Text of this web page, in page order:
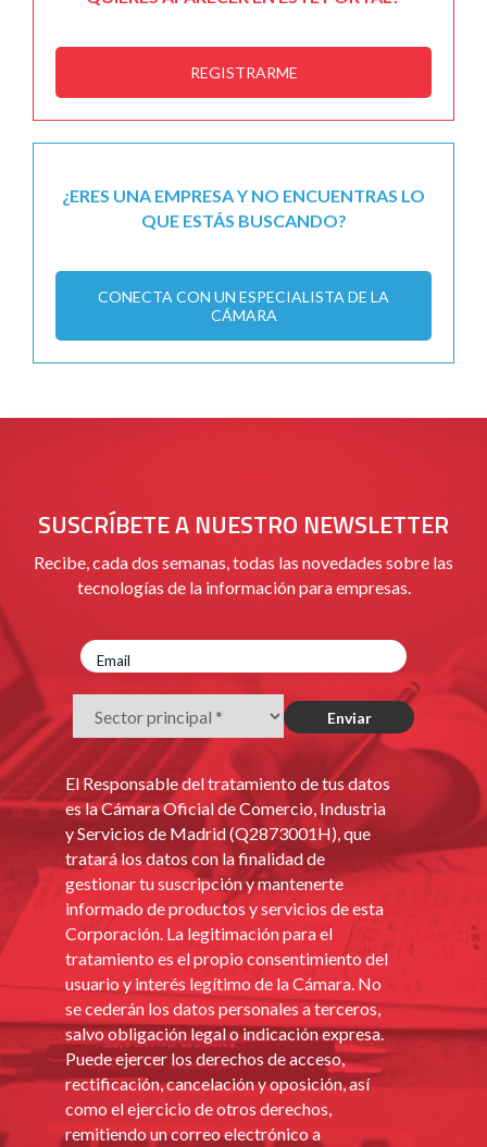
REGISTRARME
¿ERES UNA EMPRESA Y NO ENCUENTRAS LO
QUE ESTÁS BUSCANDO?
CONECTA CON UN ESPECIALISTA DE LA
CÁMARA
SUSCRÍBETE A NUESTRO NEWSLETTER
Recibe, cada dos semanas, todas las novedades sobre las
tecnologías de la información para empresas.
El Responsable del tratamiento de tus datos
es la Cámara Oficial de Comercio, Industria
y Servicios de Madrid (Q2873001H), que
tratará los datos con la finalidad de
gestionar tu suscripción y mantenerte
informado de productos y servicios de esta
Corporación. La legitimación para el
tratamiento es el propio consentimiento del
usuario y interés legítimo de la Cámara. No
se cederán los datos personales a terceros,
salvo obligación legal o indicación expresa.
Puede ejercer los derechos de acceso,
rectificación, cancelación y oposición, así
como el ejercicio de otros derechos,
remitiendo un correo electrónico a